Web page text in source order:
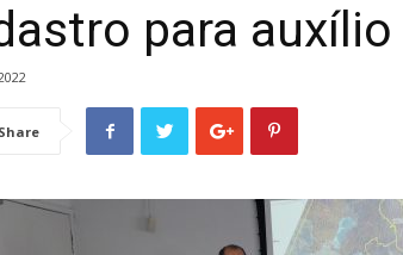
para auxílio
Share